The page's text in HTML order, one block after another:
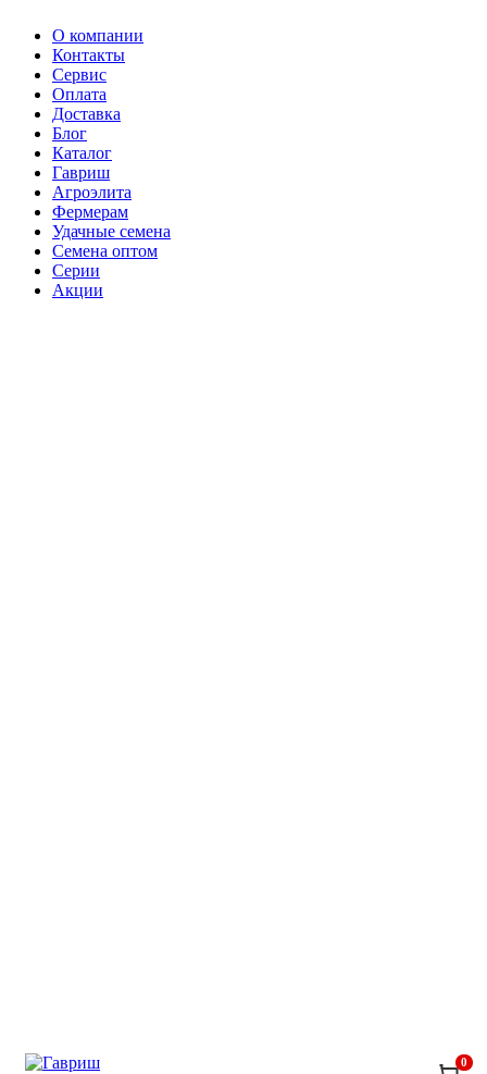
О компании
Контакты
Сервис
Оплата
Доставка
Блог
Каталог
Гавриш
Агроэлита
Фермерам
Удачные семена
Семена оптом
Серии
Акции
0